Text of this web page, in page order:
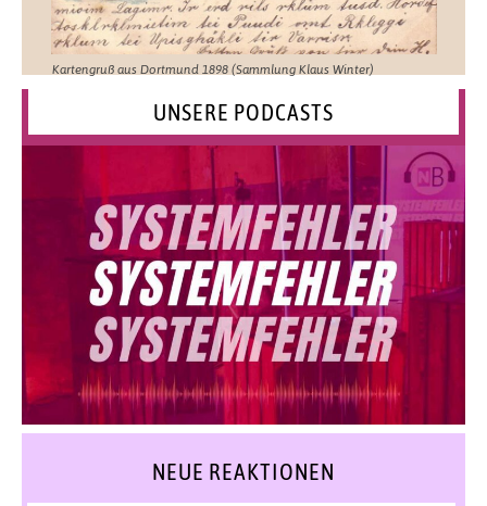
Kartengruß aus Dortmund 1898 (Sammlung Klaus Winter)
UNSERE PODCASTS
NEUE REAKTIONEN